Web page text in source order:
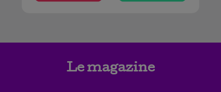
Le magazine